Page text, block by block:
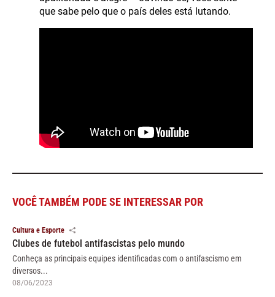
que sabe pelo que o país deles está lutando.
VOCÊ TAMBÉM PODE SE INTERESSAR POR
Cultura e Esporte
Clubes de futebol antifascistas pelo mundo
Conheça as principais equipes identificadas com o antifascismo em
diversos...
08/06/2023